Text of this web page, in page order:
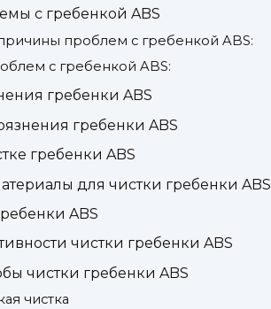
с гребенкой ABS
проблем с гребенкой ABS:
с гребенкой ABS:
гребенки ABS
гребенки ABS
гребенки ABS
для чистки гребенки ABS
ABS
чистки гребенки ABS
чистки гребенки ABS
чистка